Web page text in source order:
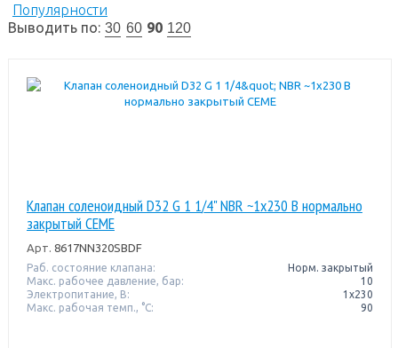
Популярности
Выводить по: 30 60 90 120
Клапан соленоидный D32 G 1 1/4" NBR ~1x230 В нормально
закрытый CEME
Арт. 8617NN320SBDF
Раб. состояние клапана:
Норм. закрытый
Макс. рабочее давление, бар:
10
Электропитание, В:
1х230
Макс. рабочая темп., °С:
90